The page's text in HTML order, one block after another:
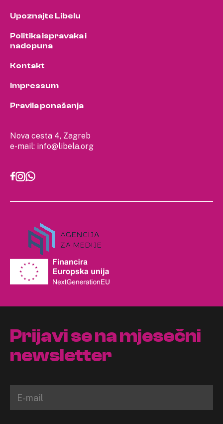
Nova cesta 4, Zagreb
e-mail: info@libela.org
Upoznajte Libelu
Politika ispravaka i
nadopuna
Kontakt
Impressum
Pravila ponašanja
Prijavi se na mjesečni
newsletter